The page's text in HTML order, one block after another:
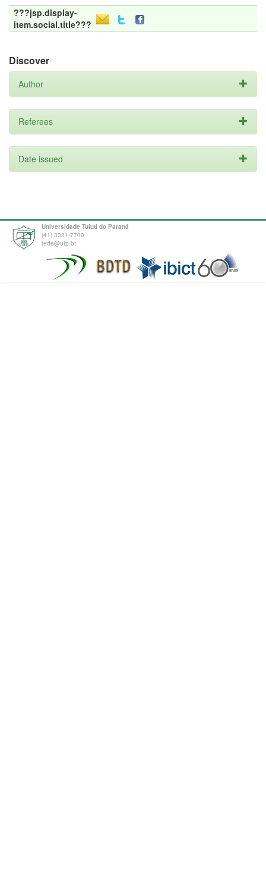
???jsp.display-
item.social.title???
Discover
Author
Referees
Date issued
Universidade Tuiuti do Paraná
(41) 3331-7700
tede@utp.br